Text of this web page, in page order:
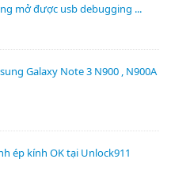
mở được usb debugging ...
Galaxy Note 3 N900 , N900A
ép kính OK tại Unlock911